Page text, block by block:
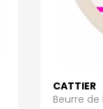
CATTIER
Beurre de